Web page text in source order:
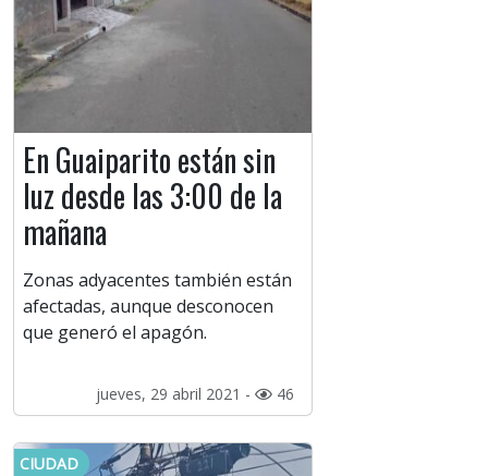
En Guaiparito están sin
luz desde las 3:00 de la
mañana
Zonas adyacentes también están
afectadas, aunque desconocen
que generó el apagón.
jueves, 29 abril 2021 - 46
CIUDAD